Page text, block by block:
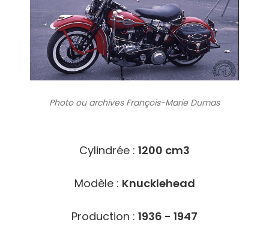
Photo ou archivesFrançois-Marie Dumas
Cylindrée : 1200 cm3
Modèle : Knucklehead
Production : 1936 - 1947